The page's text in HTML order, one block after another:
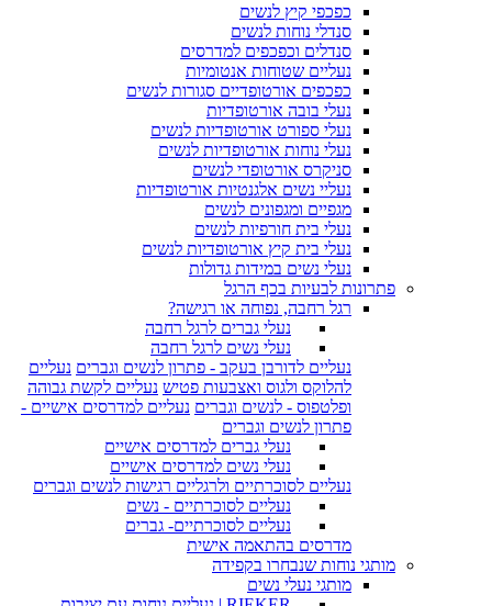
כפכפי קיץ לנשים
סנדלי נוחות לנשים
סנדלים וכפכפים למדרסים
נעליים שטוחות אנטומיות
כפכפים אורטופדיים סגורות לנשים
נעלי בובה אורטופדיות
נעלי ספורט אורטופדיות לנשים
נעלי נוחות אורטופדיות לנשים
סניקרס אורטופדי לנשים
נעליי נשים אלגנטיות אורטופדיות
מגפיים ומגפונים לנשים
נעלי בית חורפיות לנשים
נעלי בית קיץ אורטופדיות לנשים
נעלי נשים במידות גדולות
פתרונות לבעיות בכף הרגל
רגל רחבה, נפוחה או רגישה?
נעלי גברים לרגל רחבה
נעלי נשים לרגל רחבה
נעליים לדורבן בעקב - פתרון לנשים וגברים נעליים
להלוקס ולגוס ואצבעות פטיש נעליים לקשת גבוהה
ופלטפוס - לנשים וגברים נעליים למדרסים אישיים -
פתרון לנשים וגברים
נעלי גברים למדרסים אישיים
נעלי נשים למדרסים אישיים
נעליים לסוכרתיים ולרגליים רגישות לנשים וגברים
נעליים לסוכרתיים - נשים
נעליים לסוכרתיים- גברים
מדרסים בהתאמה אישית
מותגי נוחות שנבחרו בקפידה
מותגי נעלי נשים